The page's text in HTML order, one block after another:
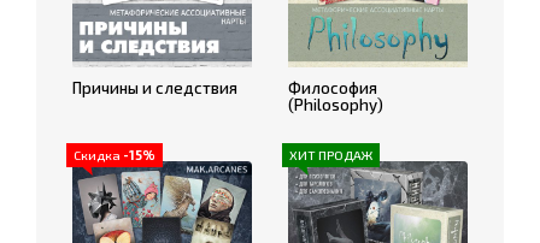
Причины и следствия
Философия
(Philosophy)
Скидка -15% ХИТ ПРОДАЖ